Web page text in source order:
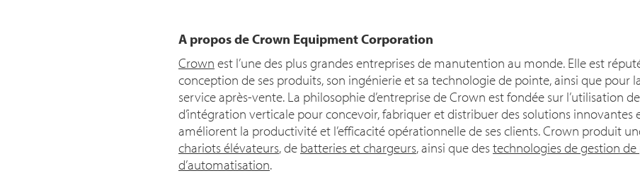
A propos de Crown Equipment Corporation
Crown est l’une des plus grandes entreprises de manutention au monde. Elle est
conception de ses produits, son ingénierie et sa technologie de pointe, ainsi que pour
service après-vente. La philosophie d’entreprise de Crown est fondée sur l’utilisation
d’intégration verticale pour concevoir, fabriquer et distribuer des solutions innovantes
améliorent la productivité et l’efficacité opérationnelle de ses clients. Crown produit
chariots élévateurs, de batteries et chargeurs, ainsi que destechnologies de gestion de
d’automatisation.